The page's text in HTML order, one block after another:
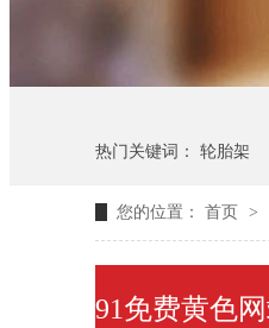
热门关键词： 轮胎架
您的位置： 首页 >
91免费黄色